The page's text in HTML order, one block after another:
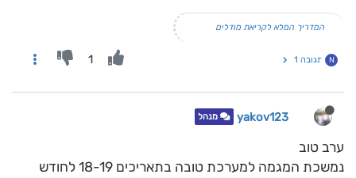
המדריך המלא לקריאת מודלים
N תגובה 1 1
yakov123 מנהל
ערב טוב
נמשכת המגמה למערכת טובה בתאריכים 18-19 לחודש